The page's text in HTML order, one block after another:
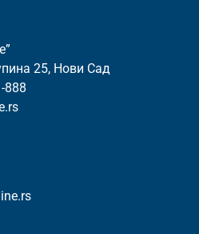
25, Нови Сад
888